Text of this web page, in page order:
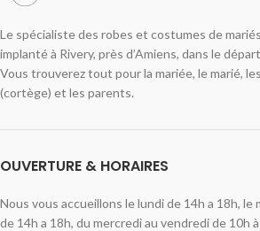
Le spécialiste des robes et costumes de
implanté à Rivery, près d’Amiens, dans le
Vous trouverez tout pour la mariée, le marié,
(cortège) et les parents.
OUVERTURE & HORAIRES
Nous vous accueillons le lundi de 14h a 18h, le
de 14h a 18h, du mercredi au vendredi de 10h